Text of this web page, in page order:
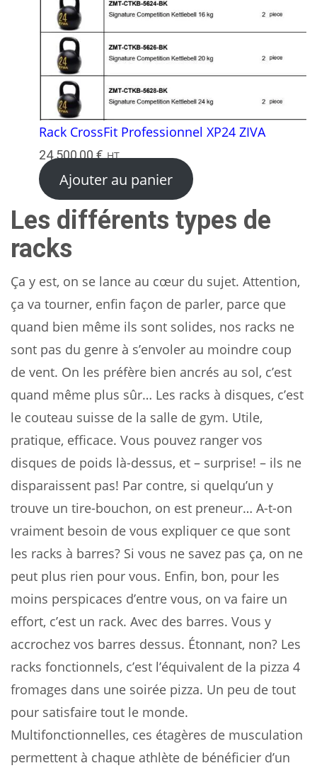
Rack CrossFit Professionnel XP24 ZIVA
24 500,00€ HT
Ajouter au panier
Les différents types de
racks
Ça y est, on se lance au cœur du sujet. Attention,
ça va tourner, enfin façon de parler, parce que
quand bien même ils sont solides, nos racks ne
sont pas du genre à s’envoler au moindre coup
de vent. On les préfère bien ancrés au sol, c’est
quand même plus sûr… Les racks à disques, c’est
le couteau suisse de la salle de gym. Utile,
pratique, efficace. Vous pouvez ranger vos
disques de poids là-dessus, et – surprise! – ils ne
disparaissent pas! Par contre, si quelqu’un y
trouve un tire-bouchon, on est preneur… A-t-on
vraiment besoin de vous expliquer ce que sont
les racks à barres? Si vous ne savez pas ça, on ne
peut plus rien pour vous. Enfin, bon, pour les
moins perspicaces d’entre vous, on va faire un
effort, c’est un rack. Avec des barres. Vous y
accrochez vos barres dessus. Étonnant, non? Les
racks fonctionnels, c’est l’équivalent de la pizza 4
fromages dans une soirée pizza. Un peu de tout
pour satisfaire tout le monde.
Multifonctionnelles, ces étagères de musculation
permettent à chaque athlète de bénéficier d’un